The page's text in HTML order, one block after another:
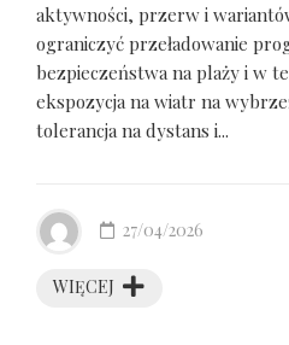
aktywności, przerw i
ograniczyć przeładowanie
bezpieczeństwa na plaży i w
ekspozycja na wiatr na
tolerancja na dystans i...
WIĘCEJ
27/04/2026